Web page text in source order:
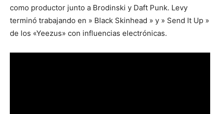
como productor junto a Brodinski y Daft Punk. Levy
terminó trabajando en » Black Skinhead » y » Send It Up »
de los «Yeezus» con influencias electrónicas.